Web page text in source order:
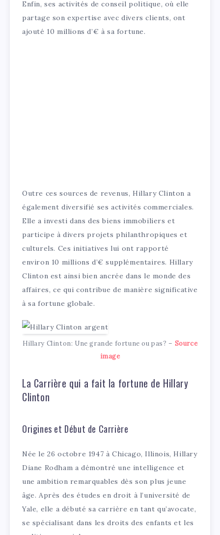
Enfin, ses activités de conseil politique, où elle
partage son expertise avec divers clients, ont
ajouté 10 millions d’€ à sa fortune.
Outre ces sources de revenus, Hillary Clinton a
également diversifié ses activités commerciales.
Elle a investi dans des biens immobiliers et
participe à divers projets philanthropiques et
culturels. Ces initiatives lui ont rapporté
environ 10 millions d’€ supplémentaires. Hillary
Clinton est ainsi bien ancrée dans le monde des
affaires, ce qui contribue de manière significative
à sa fortune globale.
Hillary Clinton: Une grande fortune ou pas? – Source
image
La Carrière qui a fait la fortune de Hillary
Clinton
Origines et Début de Carrière
Née le 26 octobre 1947 à Chicago, Illinois, Hillary
Diane Rodham a démontré une intelligence et
une ambition remarquables dès son plus jeune
âge. Après des études en droit à l’université de
Yale, elle a débuté sa carrière en tant qu’avocate,
se spécialisant dans les droits des enfants et les